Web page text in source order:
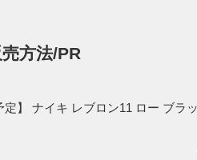
方法/PR
定】 ナイキ レブロン11 ロー ブ